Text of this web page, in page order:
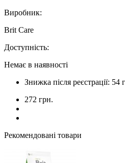
Виробник:
Brit Care
Доступність:
Немає в наявності
Знижка після реєстрації: 54
272 грн.
Рекомендовані товари